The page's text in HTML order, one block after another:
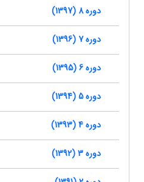
دوره 8 (1397)
دوره 7 (1396)
دوره 6 (1395)
دوره 5 (1394)
دوره 4 (1393)
دوره 3 (1392)